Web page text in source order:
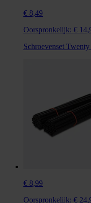
€ 8,49
Oorspronkelijk: €
Schroevenset Twenty
€ 8,99
Oorspronkelijk: €